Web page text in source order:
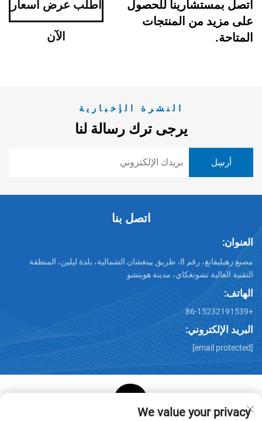
اتصل بمستشارينا للحصول
على مزيد من المنتجات
المتاحة.
اطلب عرض أسعار
الآن
النشرة الإخبارية
يرجى ترك رسالة لنا
اتصل بنا
العنوان:
مصنع زهيليفانغ، رقم 8، طريق يينغشان الشمالية، بلدة ليلين، المنطقة
التقنية العالية تشونغكاي، مدينة هويتشو
الهاتف:
+86-15232191539
البريد الإلكتروني:
[email protected]
We value your privacy